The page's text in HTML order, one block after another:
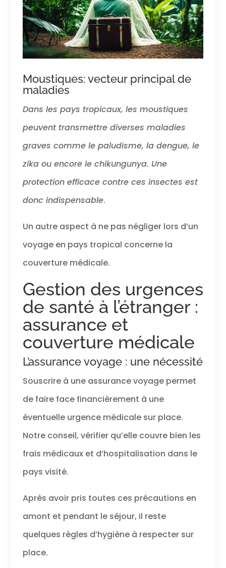
Moustiques: vecteur principal de
maladies
Dans les pays tropicaux, les moustiques
peuvent transmettre diverses maladies
graves comme le paludisme, la dengue, le
zika ou encore le chikungunya. Une
protection efficace contre ces insectes est
donc indispensable.
Un autre aspect à ne pas négliger lors d’un
voyage en pays tropical concerne la
couverture médicale.
Gestion des urgences
de santé à l’étranger :
assurance et
couverture médicale
L’assurance voyage : une nécessité
Souscrire à une assurance voyage permet
de faire face financièrement à une
éventuelle urgence médicale sur place.
Notre conseil, vérifier qu’elle couvre bien les
frais médicaux et d’hospitalisation dans le
pays visité.
Après avoir pris toutes ces précautions en
amont et pendant le séjour, il reste
quelques règles d’hygiène à respecter sur
place.